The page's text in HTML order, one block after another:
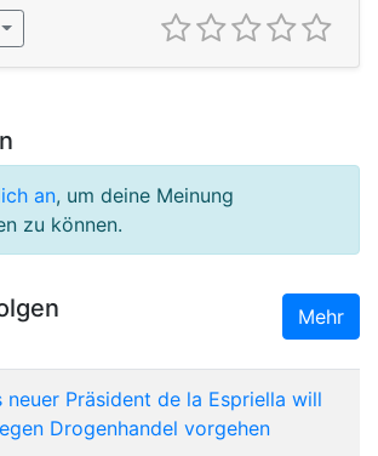
an, um deine Meinung
zu können.
Mehr
neuer Präsident de la Espriella will
Drogenhandel vorgehen